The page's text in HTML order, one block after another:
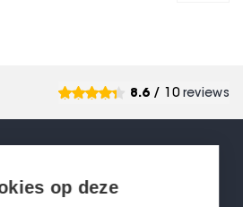
8.6/ 10 reviews
en ontvang direct een
je mailbox.op deze